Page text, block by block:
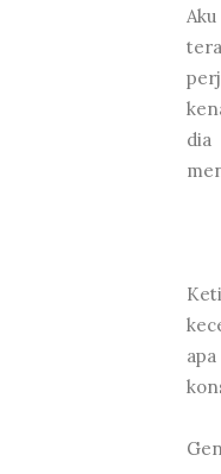
dia